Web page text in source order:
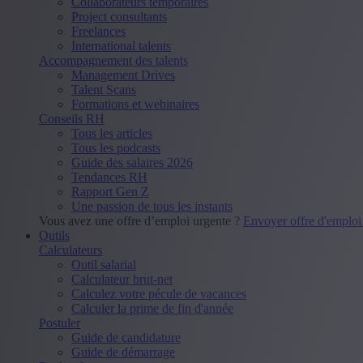
Project consultants
Freelances
International talents
Accompagnement des talents
Management Drives
Talent Scans
Formations et webinaires
Conseils RH
Tous les articles
Tous les podcasts
Guide des salaires 2026
Tendances RH
Rapport Gen Z
Une passion de tous les instants
Vous avez une offre d’emploi urgente ? Envoyer offre
Outils
Calculateurs
Outil salarial
Calculateur brut-net
Calculez votre pécule de vacances
Calculer la prime de fin d'année
Postuler
Guide de candidature
Guide de démarrage